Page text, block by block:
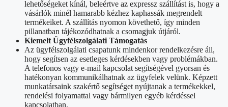
lehetőségeket kínál, beleértve az expressz szállítást is, hogy a
vásárlók minél hamarabb kézhez kaphassák megrendelt
termékeiket. A szállítás nyomon követhető, így minden
pillanatban tájékozódhatnak a csomagjuk útjáról.
Kiemelt Ügyfélszolgálati Támogatás
Az ügyfélszolgálati csapatunk mindenkor rendelkezésre áll,
hogy segítsen az esetleges kérdésekben vagy problémákban.
A telefonos vagy e-mail kapcsolat segítségével gyorsan és
hatékonyan kommunikálhatnak az ügyfelek velünk. Képzett
munkatársaink szakértő segítséget nyújtanak a termékekkel,
rendelési folyamattal vagy bármilyen egyéb kérdéssel
kapcsolatban.